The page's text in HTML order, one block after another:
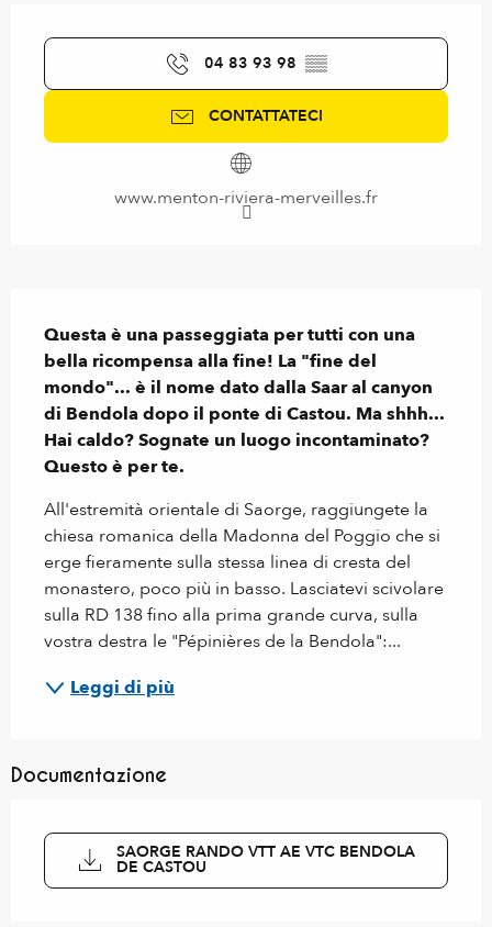
04 83 93 98 ▒▒
CONTATTATECI
www.menton-riviera-merveilles.fr
Questa è una passeggiata per tutti con una
bella ricompensa alla fine! La "fine del
mondo"... è il nome dato dalla Saar al canyon
di Bendola dopo il ponte di Castou. Ma shhh...
Hai caldo? Sognate un luogo incontaminato?
Questo è per te.
All'estremità orientale di Saorge, raggiungete la
chiesa romanica della Madonna del Poggio che si
erge fieramente sulla stessa linea di cresta del
monastero, poco più in basso. Lasciatevi scivolare
sulla RD 138 fino alla prima grande curva, sulla
vostra destra le "Pépinières de la Bendola":...
Leggi di più
Documentazione
SAORGE RANDO VTT AE VTC BENDOLA
DE CASTOU